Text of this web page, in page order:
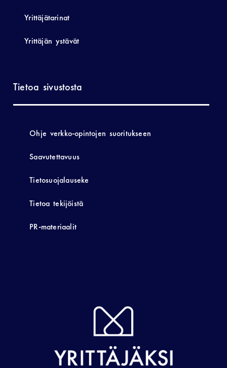
Yrittäjätarinat
Yrittäjän ystävät
Tietoa sivustosta
Ohje verkko-opintojen suoritukseen
Saavutettavuus
Tietosuojalauseke
Tietoa tekijöistä
PR-materiaalit